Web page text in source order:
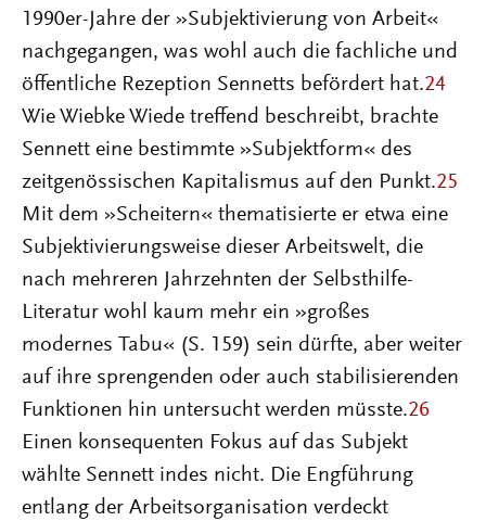
1990er-Jahre der »Subjektivierung von Arbeit«
nachgegangen, was wohl auch die fachliche und
öffentliche Rezeption Sennetts befördert hat.24
Wie Wiebke Wiede treffend beschreibt, brachte
Sennett eine bestimmte »Subjektform« des
zeitgenössischen Kapitalismus auf den Punkt.25
Mit dem »Scheitern« thematisierte er etwa eine
Subjektivierungsweise dieser Arbeitswelt, die
nach mehreren Jahrzehnten der Selbsthilfe-
Literatur wohl kaum mehr ein »großes
modernes Tabu« (S. 159) sein dürfte, aber weiter
auf ihre sprengenden oder auch stabilisierenden
Funktionen hin untersucht werden müsste.26
Einen konsequenten Fokus auf das Subjekt
wählte Sennett indes nicht. Die Engführung
entlang der Arbeitsorganisation verdeckt